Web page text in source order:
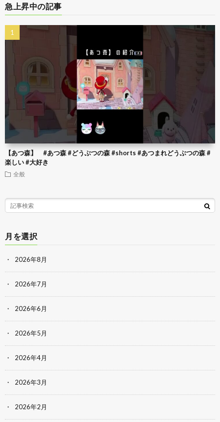
急上昇中の記事
【あつ森】 #あつ森 #どうぶつの森 #shorts #あつまれどうぶつの森 #
楽しい #大好き
全般
月を選択
2026年8月
2026年7月
2026年6月
2026年5月
2026年4月
2026年3月
2026年2月